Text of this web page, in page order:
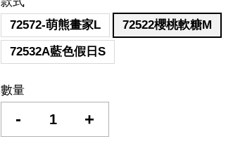
72572-萌熊畫家L
72522櫻桃軟糖M
72532A藍色假日S
數量
- +